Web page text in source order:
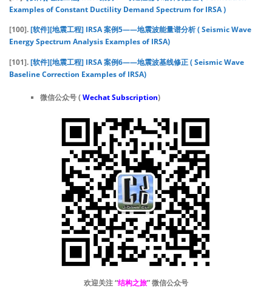
Examples of Constant Ductility Demand Spectrum for IRSA )
[100].[软件][地震工程] IRSA 案例5——地震波能量谱分析 ( Seismic Wave
Energy Spectrum Analysis Examples of IRSA)
[101].[软件][地震工程] IRSA 案例6——地震波基线修正 ( Seismic Wave
Baseline Correction Examples of IRSA)
微信公众号 (Wechat Subscription)
欢迎关注 “结构之旅” 微信公众号